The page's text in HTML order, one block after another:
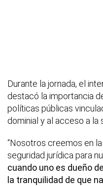
Durante la jornada, el
destacó la importancia
políticas públicas
dominial y al acceso a la
“Nosotros creemos en
seguridad jurídica para
cuando uno es dueño
la tranquilidad de que